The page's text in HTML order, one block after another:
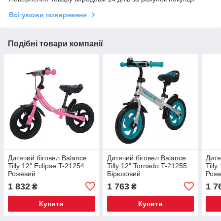
Всі умови повернення
Подібні товари компанії
Дитячий біговел Balance
Tilly 12" Eclipse T-21254
Рожевий
1 832 ₴
Купити
Дитячий біговел Balance
Tilly 12" Tornado T-21255
Бірюзовий
1 763₴
Купити
Tilly
1